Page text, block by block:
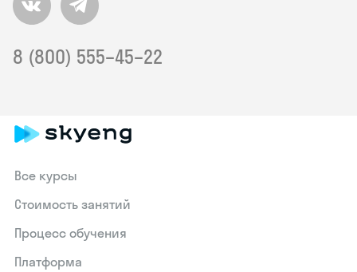
8 (800) 555–45–22
Все курсы
Стоимость занятий
Процесс обучения
Платформа